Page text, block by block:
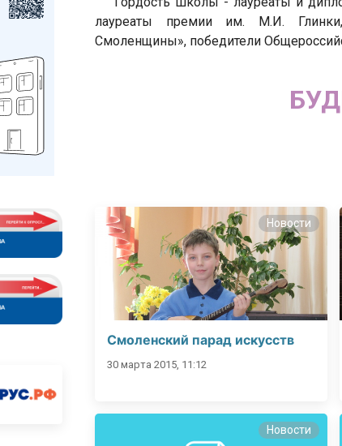
лауреаты премии им. М.И.
Смоленщины», победители
Новости
Смоленский парад искусств
30 марта 2015, 11:12
Новости